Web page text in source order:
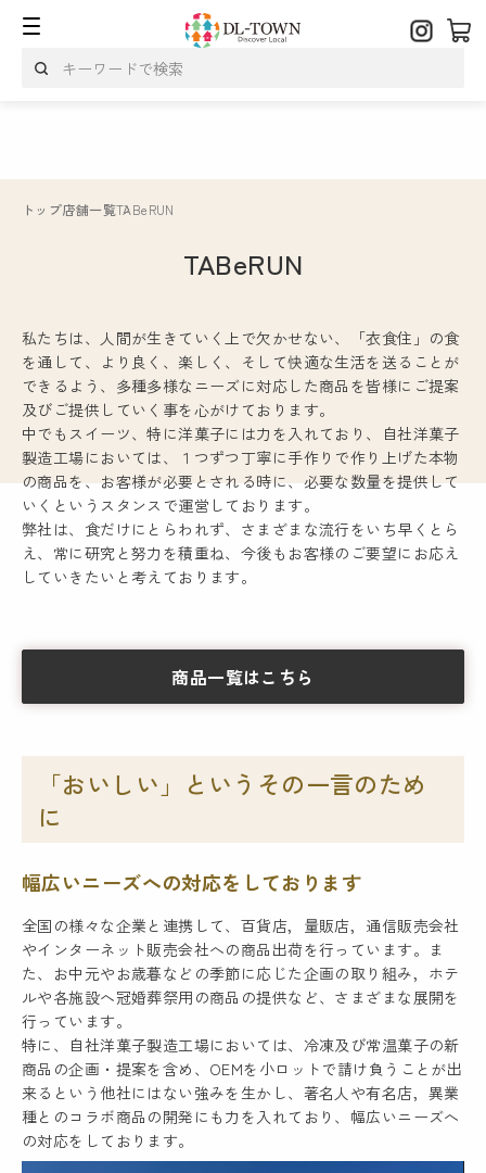
トップ店舗一覧TABeRUN
TABeRUN
私たちは、人間が生きていく上で欠かせない、「衣食住」の食
を通して、より良く、楽しく、そして快適な生活を送ることが
できるよう、多種多様なニーズに対応した商品を皆様にご提案
及びご提供していく事を心がけております。
中でもスイーツ、特に洋菓子には力を入れており、自社洋菓子
製造工場においては、１つずつ丁寧に手作りで作り上げた本物
の商品を、お客様が必要とされる時に、必要な数量を提供して
いくというスタンスで運営しております。
弊社は、食だけにとらわれず、さまざまな流行をいち早くとら
え、常に研究と努力を積重ね、今後もお客様のご要望にお応え
していきたいと考えております。
商品一覧はこちら
「おいしい」というその一言のため
に
幅広いニーズへの対応をしております
全国の様々な企業と連携して、百貨店，量販店，通信販売会社
やインターネット販売会社への商品出荷を行っています。ま
た、お中元やお歳暮などの季節に応じた企画の取り組み，ホテ
ルや各施設へ冠婚葬祭用の商品の提供など、さまざまな展開を
行っています。
特に、自社洋菓子製造工場においては、冷凍及び常温菓子の新
商品の企画・提案を含め、OEMを小ロットで請け負うことが出
来るという他社にはない強みを生かし、著名人や有名店，異業
種とのコラボ商品の開発にも力を入れており、幅広いニーズへ
の対応をしております。